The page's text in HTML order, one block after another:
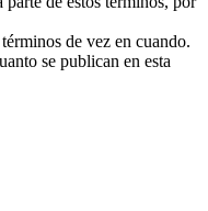
de vez en cuando.
se publican en esta